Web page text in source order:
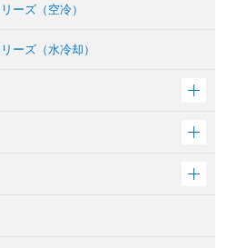
ーズ（空冷）
ーズ（水冷却）